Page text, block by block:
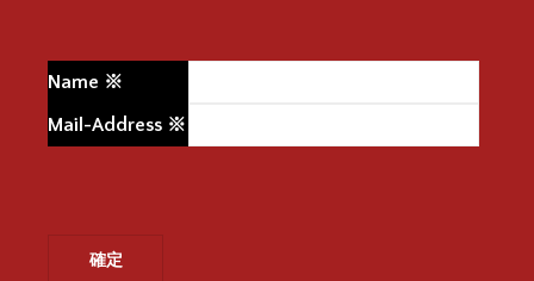
Name ※
Mail-Address ※